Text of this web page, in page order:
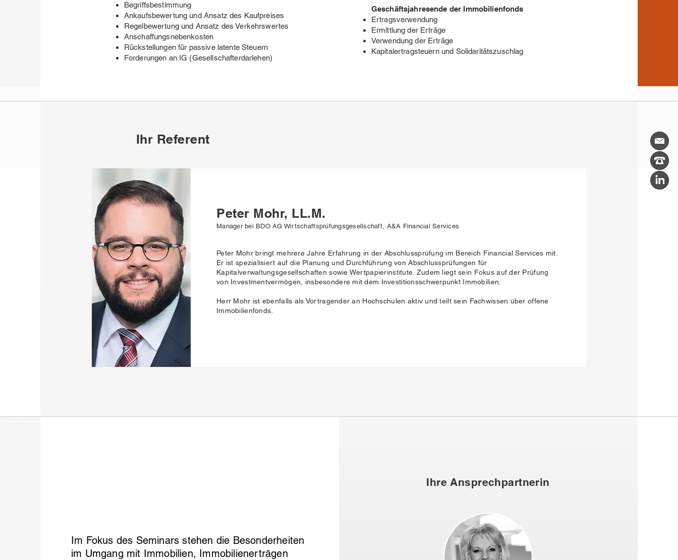
Begriffsbestimmung
Ankaufsbewertung und Ansatz des Kaufpreises
Regelbewertung und Ansatz des Verkehrswertes
Anschaffungsnebenkosten
Rückstellungen für passive latente Steuern
Forderungen an IG (Gesellschafterdarlehen)
Geschäftsjahresende der Immobilienfonds
Ertragsverwendung
Ermittlung der Erträge
Verwendung der Erträge
Kapitalertragsteuern und Solidaritätszuschlag
Ihr Referent
Peter Mohr, LL.M.
Manager bei BDO AG Wirtschaftsprüfungsgesellschaft, A&A Financial Services
Peter Mohr bringt mehrere Jahre Erfahrung in der Abschlussprüfung im Bereich Financial Services mit.
Er ist spezialisiert auf die Planung und Durchführung von Abschlussprüfungen für
Kapitalverwaltungsgesellschaften sowie Wertpapierinstitute. Zudem liegt sein Fokus auf der Prüfung
von Investmentvermögen, insbesondere mit dem Investitionsschwerpunkt Immobilien.
Herr Mohr ist ebenfalls als Vortragender an Hochschulen aktiv und teilt sein Fachwissen über offene
Immobilienfonds
Im Fokus des Seminars stehen die Besonderheiten
im Umgang mit Immobilien, Immobilienerträgen
Ihre Ansprechpartnerin